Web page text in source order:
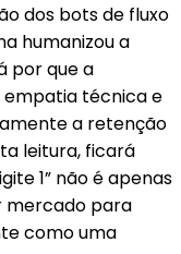
dos bots de fluxo
humanizou a
por que a
técnica e
a retenção
leitura, ficará
1” não é apenas
mercado para
como uma